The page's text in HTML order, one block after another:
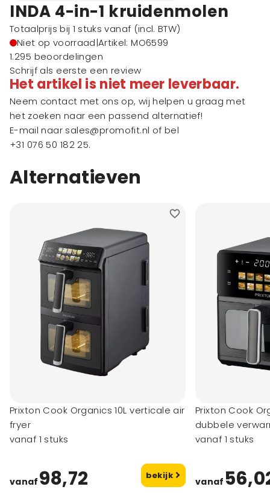
INDA 4-in-1 kruidenmolen
Totaalprijs bij 1 stuks vanaf (incl. BTW)
Niet op voorraad|Artikel: MO6599
1.295 beoordelingen
Schrijf als eerste een review
Het artikel is niet meer leverbaar.
Neem contact met ons op, wij helpen u graag met
het zoeken naar een passend alternatief!
E-mail naar sales@promofit.nl of bel
+31 076 50 182 25.
Alternatieven
Prixton Cook Organics 10L verticale air
fryer
vanaf 1 stuks
vanaf 98,72 bekijk
Prixton Cook
dubbele
vanaf 1 stuks
vanaf